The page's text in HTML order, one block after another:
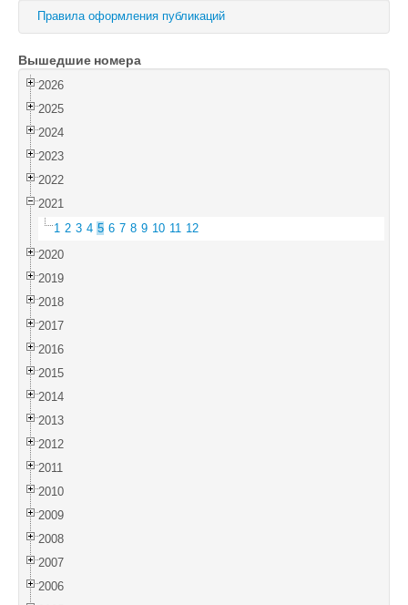
Поиск
Правила оформления публикаций
Вышедшие номера
2026
2025
2024
2023
2022
2021
1 2 3 4 5 6 7 8 9 10 11 12
2020
2019
2018
2017
2016
2015
2014
2013
2012
2011
2010
2009
2008
2007
2006